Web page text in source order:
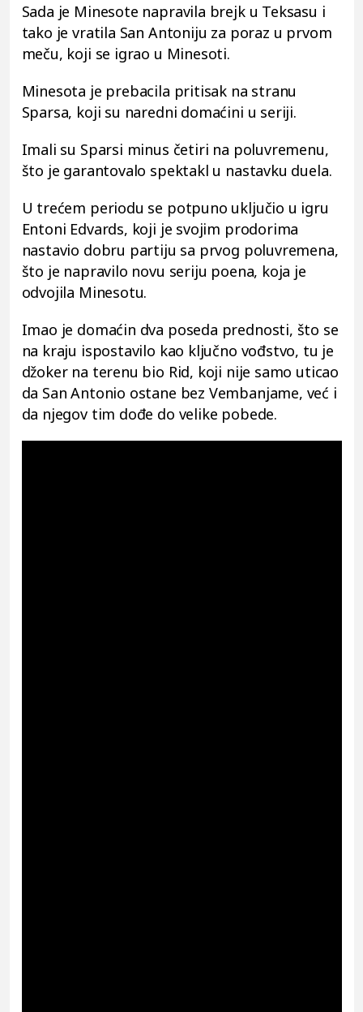
Sada je Minesote napravila brejk u Teksasu i
tako je vratila San Antoniju za poraz u prvom
meču, koji se igrao u Minesoti.
Minesota je prebacila pritisak na stranu
Sparsa, koji su naredni domaćini u seriji.
Imali su Sparsi minus četiri na poluvremenu,
što je garantovalo spektakl u nastavku duela.
U trećem periodu se potpuno uključio u igru
Entoni Edvards, koji je svojim prodorima
nastavio dobru partiju sa prvog poluvremena,
što je napravilo novu seriju poena, koja je
odvojila Minesotu.
Imao je domaćin dva poseda prednosti, što se
na kraju ispostavilo kao ključno vođstvo, tu je
džoker na terenu bio Rid, koji nije samo uticao
da San Antonio ostane bez Vembanjame, već i
da njegov tim dođe do velike pobede.